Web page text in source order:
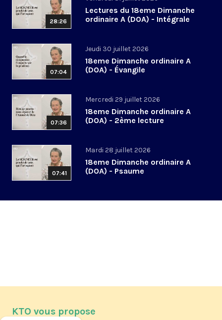
28:26
Lectures du 18eme Dimanche
ordinaire A (DOA) - Intégrale
07:04
Jeudi 30 juillet 2026
18eme Dimanche ordinaire A
(DOA) - Évangile
07:36
Mercredi 29 juillet 2026
18eme Dimanche ordinaire A
(DOA) - 2ème lecture
07:41
Mardi 28 juillet 2026
18eme Dimanche ordinaire A
(DOA) - Psaume
KTO vous propose